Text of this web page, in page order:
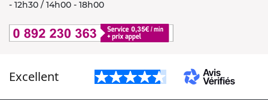
- 12h30 / 14h00 - 18h00
Excellent